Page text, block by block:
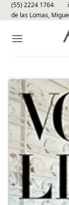
Skip
to
(55) 2224 1764
de las Lomas,